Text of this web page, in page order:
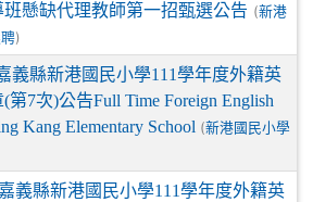
懸缺代理教師第一招甄選公告 (新港
)
義縣新港國民小學111學年度外籍英
7次)公告Full Time Foreign English
Kang Elementary School (新港國民小學
嘉義縣新港國民小學111學年度外籍英